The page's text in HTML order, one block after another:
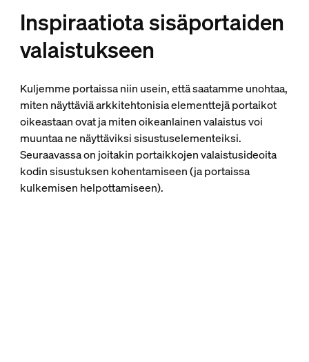
Inspiraatiota sisäportaiden
valaistukseen
Kuljemme portaissa niin usein, että saatamme unohtaa,
miten näyttäviä arkkitehtonisia elementtejä portaikot
oikeastaan ovat ja miten oikeanlainen valaistus voi
muuntaa ne näyttäviksi sisustuselementeiksi.
Seuraavassa on joitakin portaikkojen valaistusideoita
kodin sisustuksen kohentamiseen (ja portaissa
kulkemisen helpottamiseen).